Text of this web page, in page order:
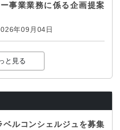
事業業務に係る企画提案
年09月04日
と見る
ベルコンシェルジュを募集